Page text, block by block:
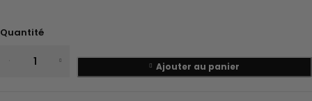
Quantité
Ajouter au panier